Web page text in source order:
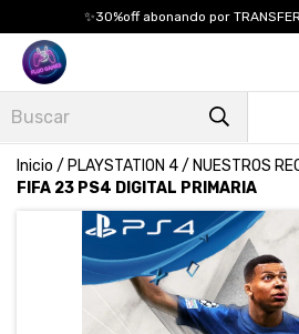
✨30%off abonando por
Inicio / PLAYSTATION 4/ NUESTROS
FIFA 23 PS4 DIGITAL PRIMARIA